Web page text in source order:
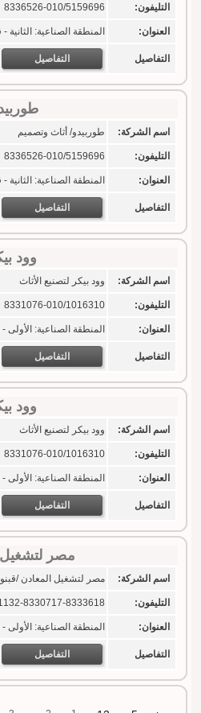
التليفون: 8336526-010/5159696
العنوان: المنطقة الصناعية: الثانية - قطعة: 132
التفاصيل التفاصيل
اسم الشركة: طوربيدو/ أثاث وتصميم
التليفون: 8336526-010/5159696
العنوان: المنطقة الصناعية: الثانية - قطعة: 132
التفاصيل التفاصيل
وود
اسم الشركة: وود بيكر لتصنيع الأثاث
التليفون: 8331076-010/1016310
العنوان: المنطقة الصناعية: الأولى - قطعة:
التفاصيل التفاصيل
وود
اسم الشركة: وود بيكر لتصنيع الأثاث
التليفون: 8331076-010/1016310
العنوان: المنطقة الصناعية: الأولى - قطعة:
التفاصيل التفاصيل
مصر لتشغيل
اسم الشركة: مصر لتشغيل المعادن /
التليفون: 8330717-8333618
العنوان: المنطقة الصناعية: الأولى - قطعة: 328
التفاصيل التفاصيل